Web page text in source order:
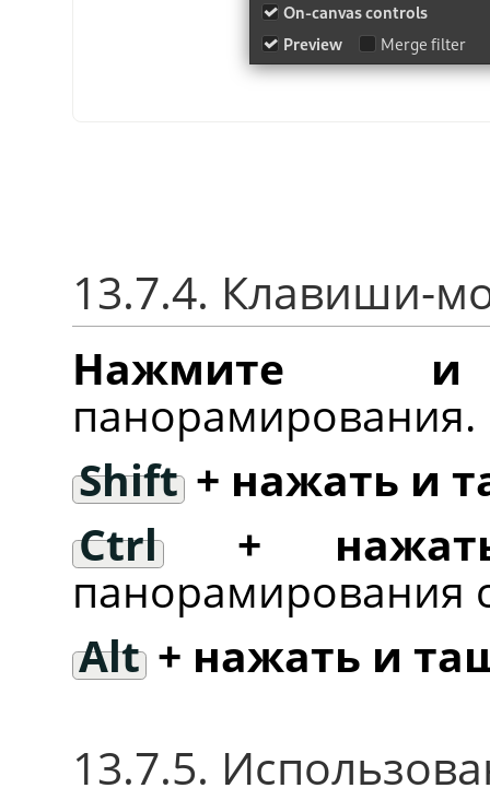
13.7.4. Клавиши-
Нажмите
панорамирования.
Shift+ нажать и
Ctrl+
панорамирования
Alt+ нажать и
13.7.5.